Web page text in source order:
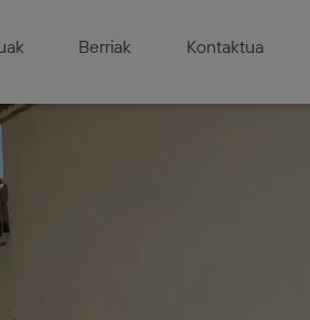
Berriak Kontaktua